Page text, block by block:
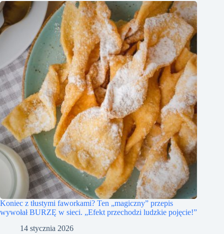
Koniec z tłustymi faworkami? Ten „magiczny” przepis
wywołał BURZĘ w sieci. „Efekt przechodzi ludzkie pojęcie!”
14 stycznia 2026